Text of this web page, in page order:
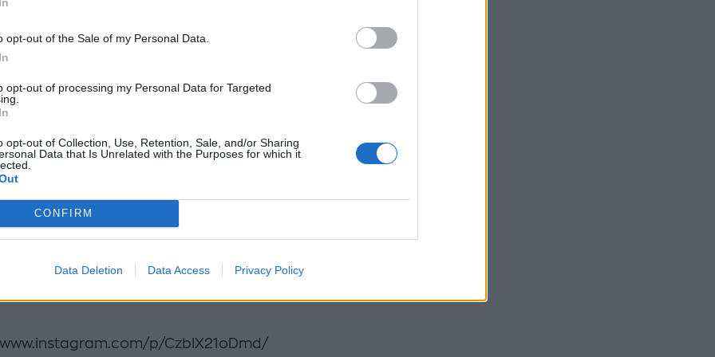
opt-out of the Sale of my Personal Data.
opt-out of processing my Personal Data for Targeted
opt-out of Collection, Use, Retention, Sale, and/or Sharing
Data that Is Unrelated with the Purposes for which it
CONFIRM
Data Deletion Data Access Privacy Policy
Μαργέτα. Και θα οργανώσει ένα μυστικό σχέδιο για να τον
από την κλινική.Το ρίσκο της αποκάλυψής της,
απαραίτητο. Εκείνος είναι ότι πιο σημαντικό έχει στη
Αλλά μετά από αυτό θα διαφύγει ξανά. Ποιος όμως είναι
που θέλει την εξόντωσή τους;
ένα μελλοντικό ειδύλλιο και μία εγκυμοσύνη στον
προκαλούν νέες συγκρούσεις
είναι η Ουρανία. Εκείνη έχει κίνητρο για να μην
για τη δολοφονία της αλλά ελλείψει στοιχείων, η
p/CzblX21oDmd/